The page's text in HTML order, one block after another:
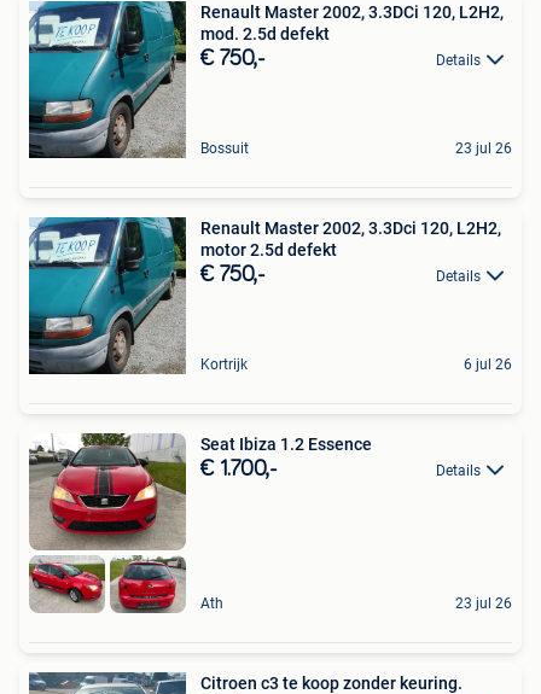
Renault Master 2002, 3.3DCi 120, L2H2,
mod. 2.5d defekt
€ 750,- Details
Bossuit 23 jul 26
Renault Master 2002, 3.3Dci 120, L2H2,
motor 2.5d defekt
€ 750,- Details
Kortrijk 6 jul 26
Seat Ibiza 1.2 Essence
€ 1.700,- Details
Ath 23 jul 26
Citroen c3 te koop zonder keuring.